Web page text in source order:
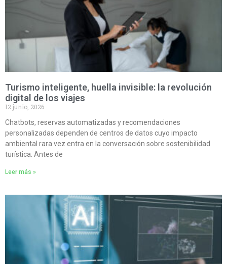
Turismo inteligente, huella invisible: la revolución
digital de los viajes
12 junio, 2026
Chatbots, reservas automatizadas y recomendaciones
personalizadas dependen de centros de datos cuyo impacto
ambiental rara vez entra en la conversación sobre sostenibilidad
turística. Antes de
Leer más »